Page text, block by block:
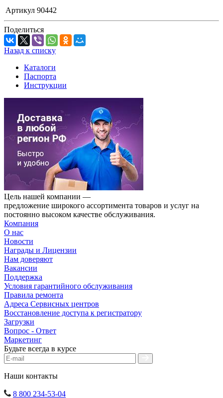
Артикул 90442
Поделиться
Назад к списку
Каталоги
Паспорта
Инструкции
Цель нашей компании —
предложение широкого ассортимента товаров и услуг на
постоянно высоком качестве обслуживания.
Компания
О нас
Новости
Награды и Лицензии
Нам доверяют
Вакансии
Поддержка
Условия гарантийного обслуживания
Правила ремонта
Адреса Сервисных центров
Восстановление доступа к регистратору
Загрузки
Вопрос - Ответ
Маркетинг
Будьте всегда в курсе
Наши контакты
8 800 234-53-04